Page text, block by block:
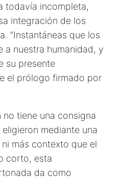
todavía incompleta,
integración de los
“Instantáneas que los
a nuestra humanidad, y
su presente
el prólogo firmado por
tiene una consigna
mediante una
más contexto que el
corto, esta
da como